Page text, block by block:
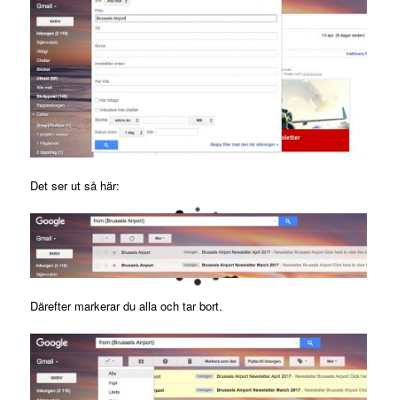
Det ser ut så här:
Därefter markerar du alla och tar bort.